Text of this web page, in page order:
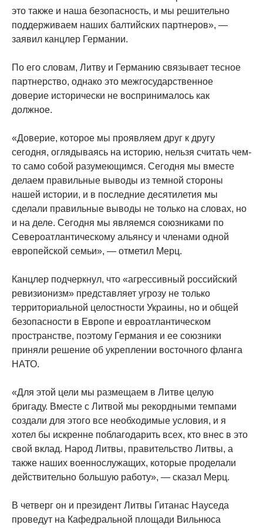
это также и наша безопасность, и мы решительно
поддерживаем наших балтийских партнеров», —
заявил канцлер Германии.
По его словам, Литву и Германию связывает тесное
партнерство, однако это межгосударственное
доверие исторически не воспринималось как
должное.
«Доверие, которое мы проявляем друг к другу
сегодня, оглядываясь на историю, нельзя считать чем-
то само собой разумеющимся. Сегодня мы вместе
делаем правильные выводы из темной стороны
нашей истории, и в последние десятилетия мы
сделали правильные выводы не только на словах, но
и на деле. Сегодня мы являемся союзниками по
Североатлантическому альянсу и членами одной
европейской семьи», — отметил Мерц.
Канцлер подчеркнул, что «агрессивный российский
ревизионизм» представляет угрозу не только
территориальной целостности Украины, но и общей
безопасности в Европе и евроатлантическом
пространстве, поэтому Германия и ее союзники
приняли решение об укреплении восточного фланга
НАТО.
«Для этой цели мы размещаем в Литве целую
бригаду. Вместе с Литвой мы рекордными темпами
создали для этого все необходимые условия, и я
хотел бы искренне поблагодарить всех, кто внес в это
свой вклад. Народ Литвы, правительство Литвы, а
также наших военнослужащих, которые проделали
действительно большую работу», — сказал Мерц.
В четверг он и президент Литвы Гитанас Науседа
проведут на Кафедральной площади Вильнюса